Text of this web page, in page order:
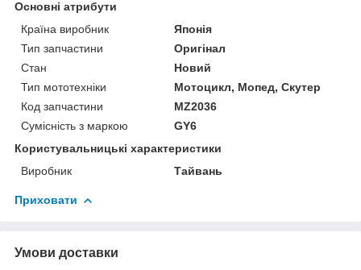
Основні атрибути
Країна виробник
Японія
Тип запчастини
Оригінал
Стан
Новий
Тип мототехніки
Мотоцикл, Мопед, Скутер
Код запчастини
MZ2036
Сумісність з маркою
GY6
Користувальницькі характеристики
Виробник
Тайвань
Приховати
Умови доставки